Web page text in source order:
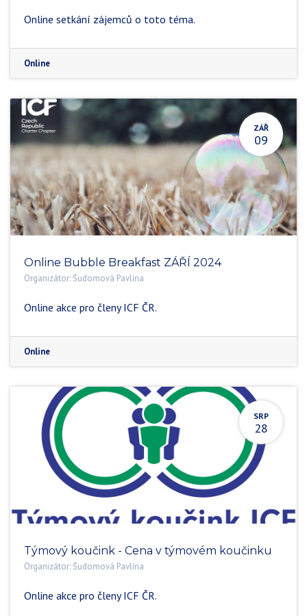
Online setkání zájemců o toto téma.
Online
ZÁŘ
09
Online Bubble Breakfast ZÁŘÍ 2024
Organizátor: Šudomová Pavlína
Online akce pro členy ICF ČR.
Online
SRP
28
Týmový koučink - Cena v týmovém koučinku
Organizátor: Šudomová Pavlína
Online akce pro členy ICF ČR.